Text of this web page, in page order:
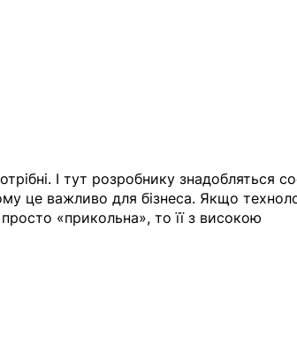
І тут розробнику знадобляться
це важливо для бізнеса. Якщо
«прикольна», то її з високою